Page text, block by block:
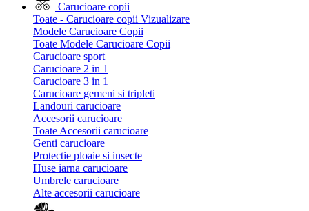
Carucioare copii
Toate - Carucioare copii Vizualizare
Modele Carucioare Copii
Toate Modele Carucioare Copii
Carucioare sport
Carucioare 2 in 1
Carucioare 3 in 1
Carucioare gemeni si tripleti
Landouri carucioare
Accesorii carucioare
Toate Accesorii carucioare
Genti carucioare
Protectie ploaie si insecte
Huse iarna carucioare
Umbrele carucioare
Alte accesorii carucioare